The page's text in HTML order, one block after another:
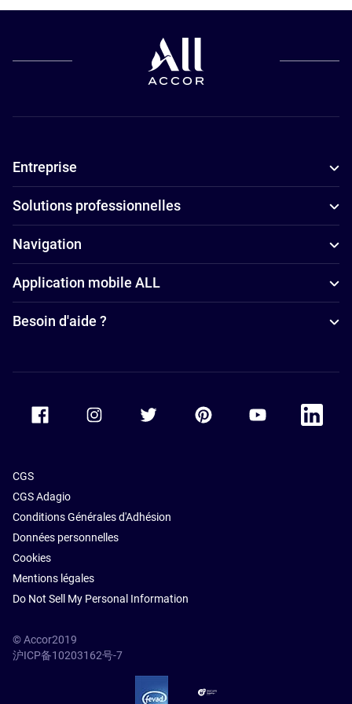
Entreprise
Solutions professionnelles
Navigation
Application mobile ALL
Besoin d'aide ?
Accor Facebook Accor TwitterAccor PinterestAccor Youtube
Accor
CGS
CGS Adagio
Conditions Générales d'Adhésion
Données personnelles
Cookies
Mentions légales
Do Not Sell My Personal Information
© Accor2019
沪ICP备10203162号-7